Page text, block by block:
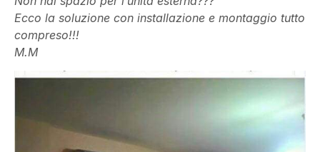
Ecco la soluzione con installazione e montaggio tutto
compreso!!!
M.M